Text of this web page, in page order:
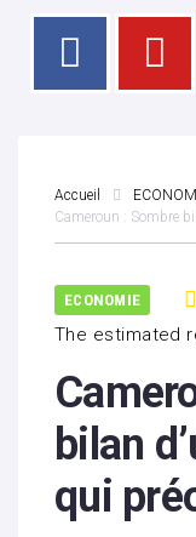
Accueil
Cameroun : Sombre
ECONOMIE
The estimated
bilan
qui